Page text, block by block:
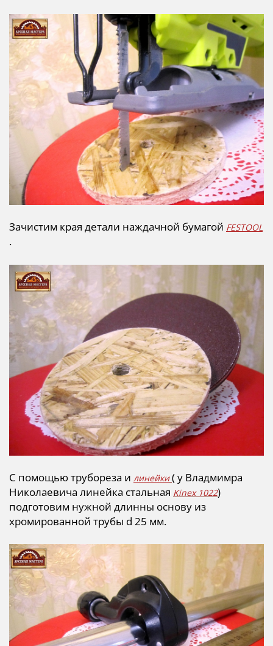
Зачистим края детали наждачной бумагой FESTOOL
.
С помощью трубореза и линейки ( у Владмимра
Николаевича линейка стальная Kinex 1022)
подготовим нужной длинны основу из
хромированной трубы d 25 мм.